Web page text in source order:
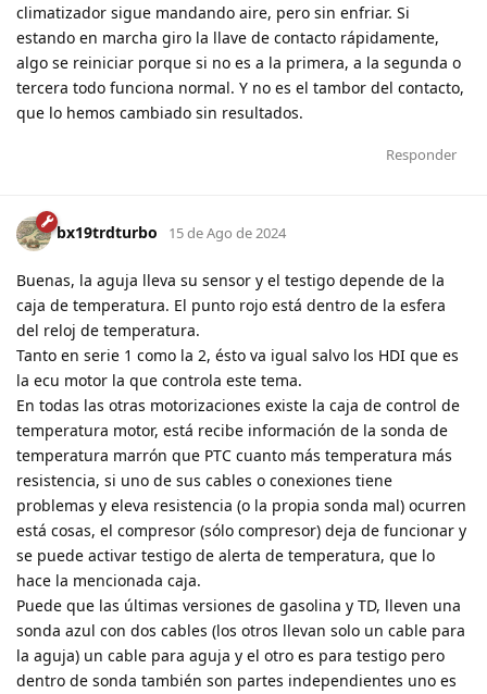
climatizador sigue mandando aire, pero sin enfriar. Si
estando en marcha giro la llave de contacto rápidamente,
algo se reiniciar porque si no es a la primera, a la segunda o
tercera todo funciona normal. Y no es el tambor del contacto,
que lo hemos cambiado sin resultados.
Responder
bx19trdturbo 15 de Ago de 2024
Buenas, la aguja lleva su sensor y el testigo depende de la
caja de temperatura. El punto rojo está dentro de la esfera
del reloj de temperatura.
Tanto en serie 1 como la 2, ésto va igual salvo los HDI que es
la ecu motor la que controla este tema.
En todas las otras motorizaciones existe la caja de control de
temperatura motor, está recibe información de la sonda de
temperatura marrón que PTC cuanto más temperatura más
resistencia, si uno de sus cables o conexiones tiene
problemas y eleva resistencia (o la propia sonda mal) ocurren
está cosas, el compresor (sólo compresor) deja de funcionar y
se puede activar testigo de alerta de temperatura, que lo
hace la mencionada caja.
Puede que las últimas versiones de gasolina y TD, lleven una
sonda azul con dos cables (los otros llevan solo un cable para
la aguja) un cable para aguja y el otro es para testigo pero
dentro de sonda también son partes independientes uno es